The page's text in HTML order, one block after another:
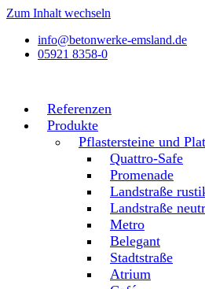
Zum Inhalt wechseln
info@betonwerke-emsland.de
05921 8358-0
Referenzen
Produkte
Pflastersteine und
Quattro-Safe
Promenade
Landstraße
Landstraße
Metro
Belegant
Stadtstraße
Atrium